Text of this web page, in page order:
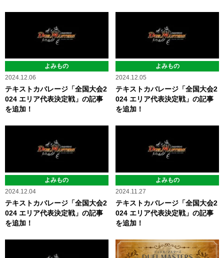
よみもの
2024.12.06
テキストカバレージ「全国大会2
024 エリア代表決定戦」の記事
を追加！
よみもの
2024.12.05
テキストカバレージ「全国大会2
024 エリア代表決定戦」の記事
を追加！
よみもの
2024.12.04
テキストカバレージ「全国大会2
024 エリア代表決定戦」の記事
を追加！
よみもの
2024.11.27
テキストカバレージ「全国大会2
024 エリア代表決定戦」の記事
を追加！